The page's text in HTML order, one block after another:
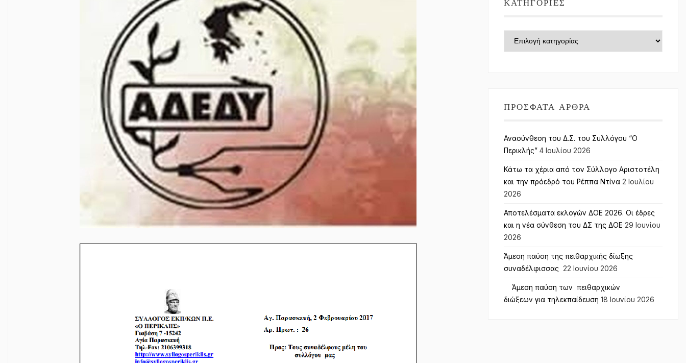
ΚΑΤΗΓΟΡΊΕΣ
Κατηγορίες
ΠΡΌΣΦΑΤΑ ΆΡΘΡΑ
Ανασύνθεση του Δ.Σ. του Συλλόγου “Ο
Περικλής” 4 Ιουλίου 2026
Κάτω τα χέρια από τον Σύλλογο Αριστοτέλη
και την πρόεδρό του Ρέππα Ντίνα 2 Ιουλίου
2026
Αποτελέσματα εκλογών ΔΟΕ 2026. Οι έδρες
και η νέα σύνθεση του ΔΣ της ΔΟΕ 29 Ιουνίου
2026
Άμεση παύση της πειθαρχικής δίωξης
συναδέλφισσας
22 Ιουνίου 2026
Άμεση παύση των πειθαρχικών
διώξεων για τηλεκπαίδευση 18 Ιουνίου 2026